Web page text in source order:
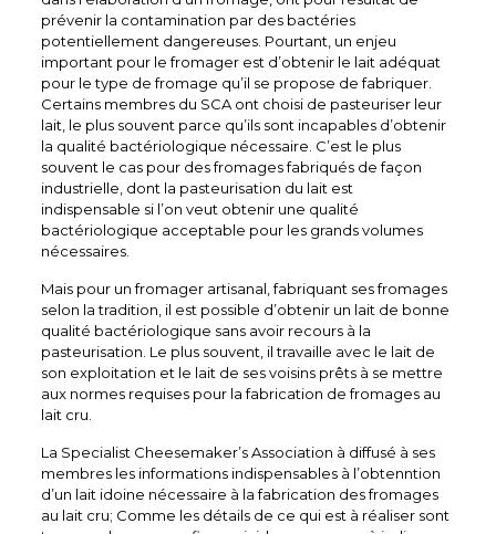
prévenir la contamination par des bactéries
potentiellement dangereuses. Pourtant, un enjeu
important pour le fromager est d’obtenir le lait adéquat
pour le type de fromage qu’il se propose de fabriquer.
Certains membres du SCA ont choisi de pasteuriser leur
lait, le plus souvent parce qu’ils sont incapables d’obtenir
la qualité bactériologique nécessaire. C’est le plus
souvent le cas pour des fromages fabriqués de façon
industrielle, dont la pasteurisation du lait est
indispensable si l’on veut obtenir une qualité
bactériologique acceptable pour les grands volumes
nécessaires.
Mais pour un fromager artisanal, fabriquant ses fromages
selon la tradition, il est possible d’obtenir un lait de bonne
qualité bactériologique sans avoir recours à la
pasteurisation. Le plus souvent, il travaille avec le lait de
son exploitation et le lait de ses voisins prêts à se mettre
aux normes requises pour la fabrication de fromages au
lait cru.
La Specialist Cheesemaker’s Association à diffusé à ses
membres les informations indispensables à l’obtenntion
d’un lait idoine nécessaire à la fabrication des fromages
au lait cru; Comme les détails de ce qui est à réaliser sont